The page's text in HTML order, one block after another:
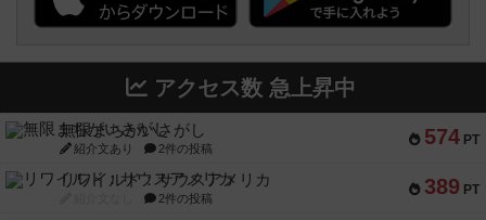
アクセス数 急上昇中
574 PT
無限まちがいさがし
紹介文あり 2件の投稿
389 PT
リワイルド：サウスアメリカ
2件の投稿